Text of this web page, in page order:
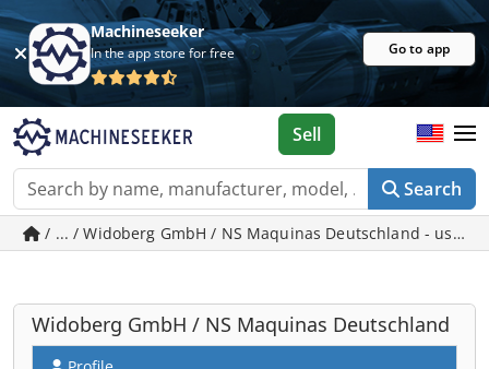
Machineseeker
In the app store for free Go to app
Search
Sell
/ ... / Widoberg GmbH / NS Maquinas Deutschland - used
Widoberg GmbH / NS Maquinas Deutschland